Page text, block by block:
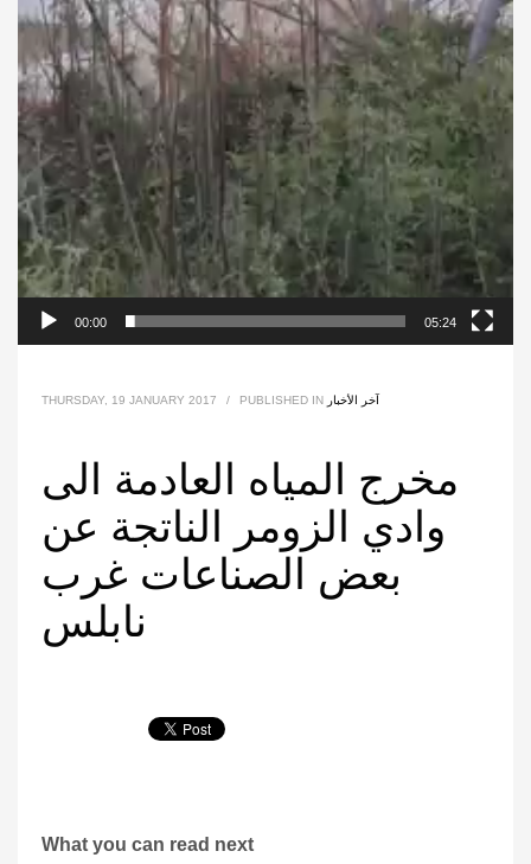
00:00 05:24
THURSDAY, 19 JANUARY 2017 / PUBLISHED IN آخر الأخبار
مخرج المياه العادمة الى
وادي الزومر الناتجة عن
بعض الصناعات غرب
نابلس
What you can read next